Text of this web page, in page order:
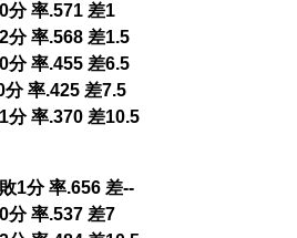
率.571 差1
率.568 差1.5
率.455 差6.5
率.425 差7.5
率.370 差10.5
1分 率.656 差--
率.537 差7